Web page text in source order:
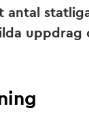
antal